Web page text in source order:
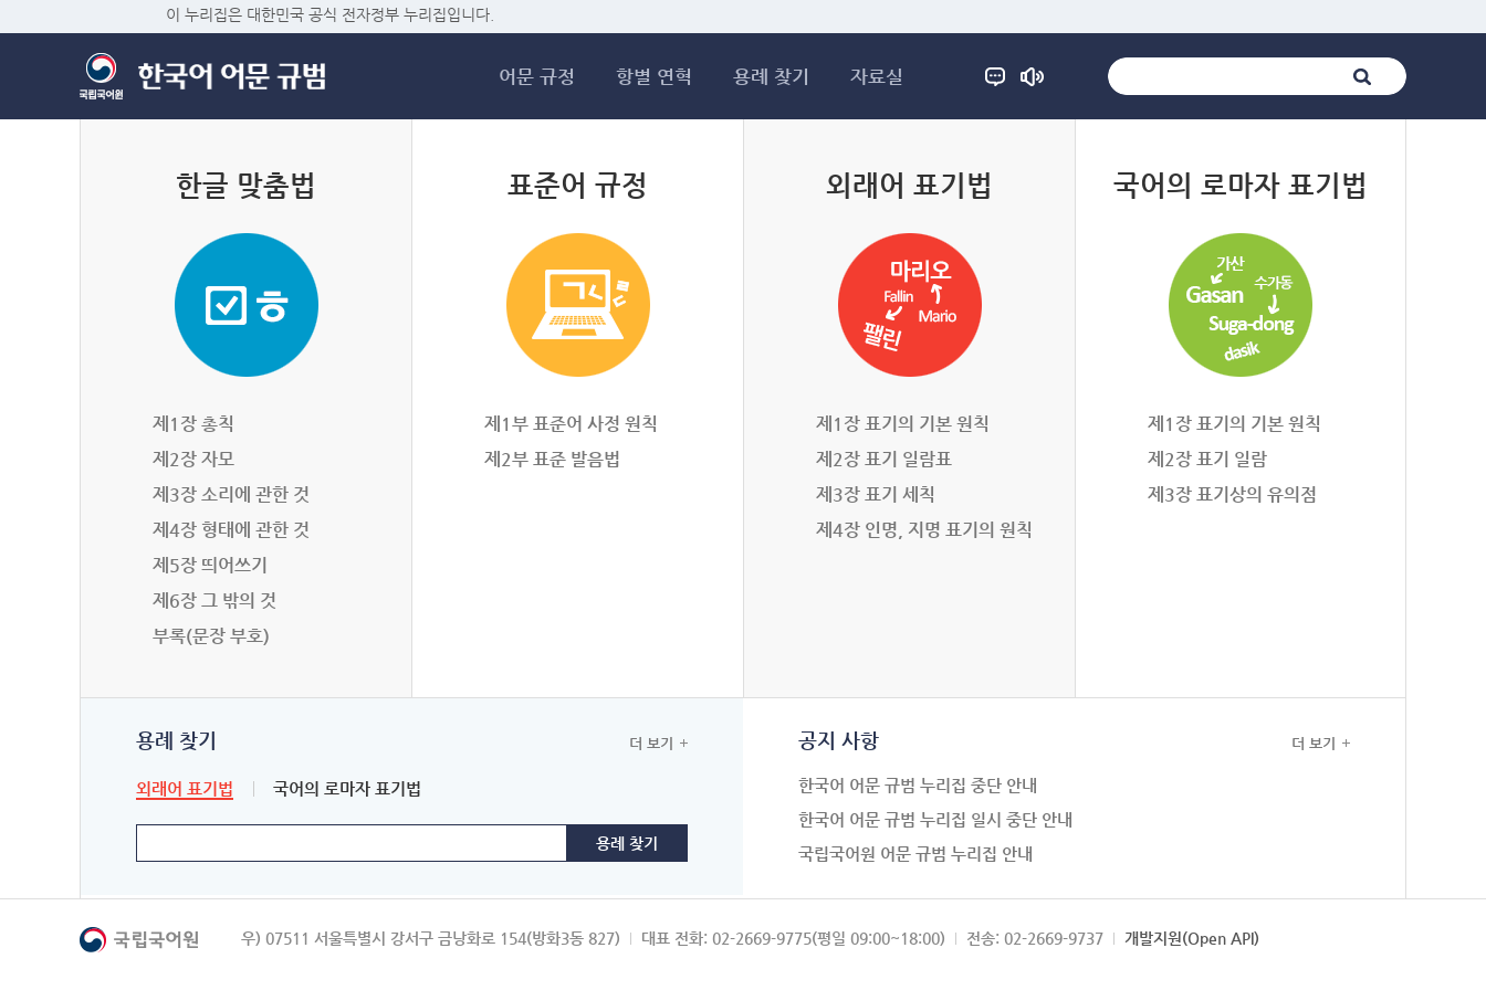
이 누리집은 대한민국 공식 전자정부 누리집입니다.
어문 규정 항별 연혁 용례 찾기 자료실
한글 맞춤법
제1장 총칙
제2장 자모
제3장 소리에 관한 것
제4장 형태에 관한 것
제5장 띄어쓰기
제6장 그 밖의 것
부록(문장 부호)
표준어 규정
제1부 표준어 사정 원칙
제2부 표준 발음법
외래어 표기법
제1장 표기의 기본 원칙
제2장 표기 일람표
제3장 표기 세칙
제4장 인명, 지명 표기의 원칙
국어의 로마자 표기법
제1장 표기의 기본 원칙
제2장 표기 일람
제3장 표기상의 유의점
용례 찾기
외래어 표기법 국어의 로마자 표기법
더 보기 공지 사항
한국어 어문 규범 누리집 중단 안내
한국어 어문 규범 누리집 일시 중단 안내
국립국어원 어문 규범 누리집 안내
더 보기
우) 07511 서울특별시 강서구 금낭화로 154(방화3동 827) 대표 전화: 02-2669-9775(평일 09:00~18:00) 전송: 02-2669-9737 개발지원(Open API)